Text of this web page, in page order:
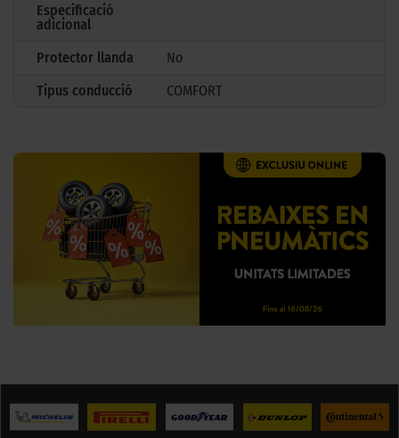
Especificació
adicional
Protector llanda
No
Tipus conducció
COMFORT